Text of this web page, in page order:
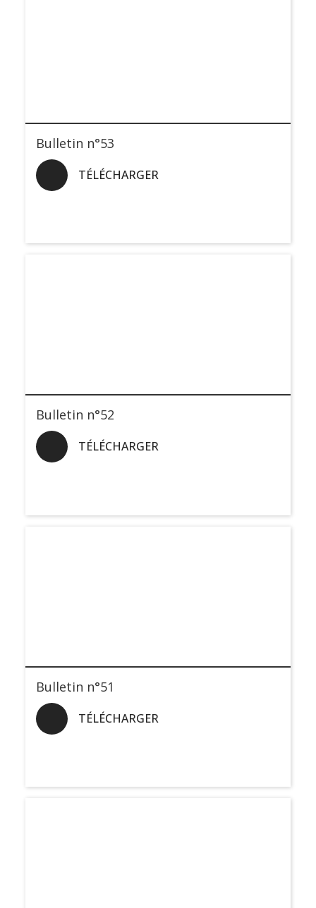
Bulletin n°53
TÉLÉCHARGER
Bulletin n°52
TÉLÉCHARGER
Bulletin n°51
TÉLÉCHARGER